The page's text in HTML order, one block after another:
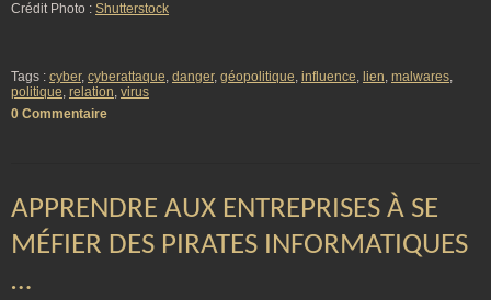
Crédit Photo : Shutterstock
Tags : cyber, cyberattaque, danger, géopolitique, influence, lien, malwares,
politique, relation, virus
0 Commentaire
APPRENDRE AUX ENTREPRISES À SE
MÉFIER DES PIRATES INFORMATIQUES
…